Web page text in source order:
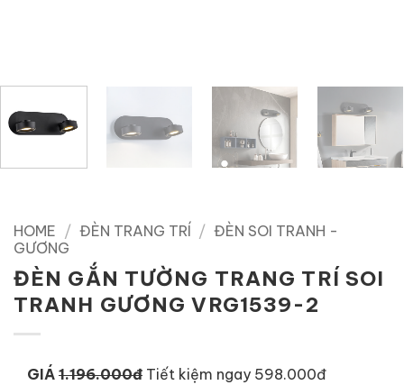
HOME / ĐÈN TRANG TRÍ / ĐÈN SOI TRANH -
GƯƠNG
ĐÈN GẮN TƯỜNG TRANG TRÍ SOI
TRANH GƯƠNG VRG1539-2
GIÁ 1.196.000đ Tiết kiệm ngay 598.000đ